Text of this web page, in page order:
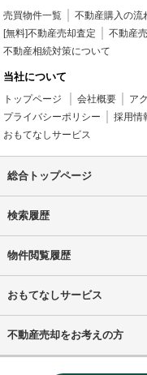
売買物件一覧 不動産購入の流
[無料]不動産売却査定
不動産
不動産相続対策について
当社について
トップページ 会社概要 ア
プライバシーポリシー
採用情
おもてなしサービス
総合トップページ
検索履歴
物件閲覧履歴
おもてなしサービス
不動産売却をお考えの方